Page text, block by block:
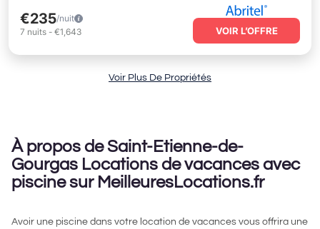
€235/nuit
7 nuits - €1,643 VOIR L’OFFRE
Voir Plus De Propriétés
À propos de Saint-Etienne-de-
Gourgas Locations de vacances avec
piscine sur MeilleuresLocations.fr
Avoir une piscine dans votre location de vacances vous offrira une